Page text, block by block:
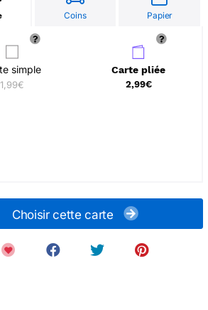
Coins Papier
simple
1,99€
Carte pliée
2,99€
Choisir cette carte